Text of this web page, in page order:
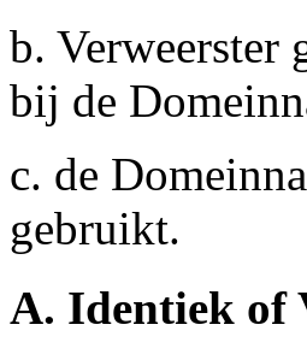
b. Verweerster
bij de
c. de
gebruikt.
A. Identiek of